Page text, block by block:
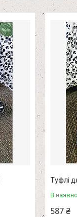
Туфлі
В
587 ₴